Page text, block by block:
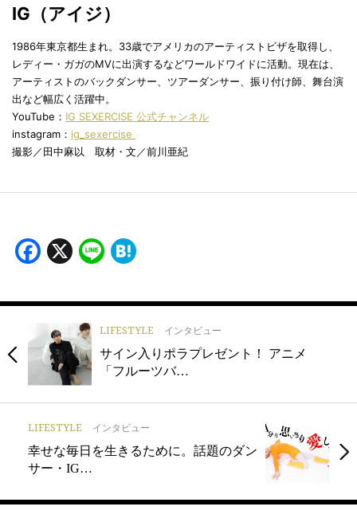
IG（アイジ）
1986年東京都生まれ。33歳でアメリカのアーティストビザを取得し、
レディー・ガガのMVに出演するなどワールドワイドに活動。現在は、
アーティストのバックダンサー、ツアーダンサー、振り付け師、舞台演
出など幅広く活躍中。
YouTube： IG SEXERCISE 公式チャンネル
instagram： ig_sexercise
撮影／田中麻以 取材・文／前川亜紀
Facebook
X Line
LIFESTYLE インタビュー
サイン入りポラプレゼント！ アニメ
「フルーツバ…
LIFESTYLE インタビュー
幸せな毎日を生きるために。話題のダン
サー・IG…